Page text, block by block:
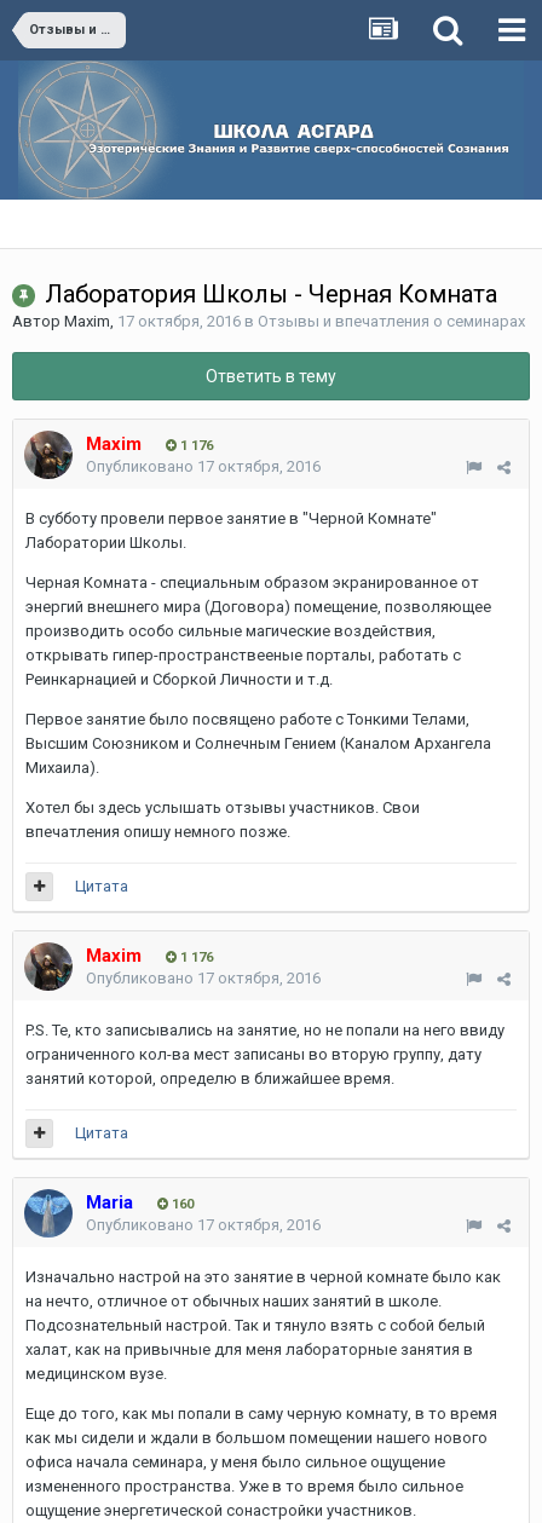
Отзывы и впечатления о семинарах
Лаборатория Школы - Черная Комната
Автор Maxim 17 октября, 2016 в Отзывы и впечатления о семинарах
Ответить в тему
Maxim 1 176
Опубликовано 17 октября, 2016
В субботу провели первое занятие в "Черной Комнате"
Лаборатории Школы.
Черная Комната - специальным образом экранированное от
энергий внешнего мира (Договора) помещение, позволяющее
производить особо сильные магические воздействия,
открывать гипер-пространствееные порталы, работать с
Реинкарнацией и Сборкой Личности и т.д.
Первое занятие было посвящено работе с Тонкими Телами,
Высшим Союзником и Солнечным Гением (Каналом Архангела
Михаила).
Хотел бы здесь услышать отзывы участников. Свои
впечатления опишу немного позже.
Цитата
Maxim 1 176
Опубликовано 17 октября, 2016
P.S. Те, кто записывались на занятие, но не попали на него ввиду
ограниченного кол-ва мест записаны во вторую группу, дату
занятий которой, определю в ближайшее время.
Цитата
Maria 160
Опубликовано 17 октября, 2016
Изначально настрой на это занятие в черной комнате было как
на нечто, отличное от обычных наших занятий в школе.
Подсознательный настрой. Так и тянуло взять с собой белый
халат, как на привычные для меня лабораторные занятия в
медицинском вузе.
Еще до того, как мы попали в саму черную комнату, в то время
как мы сидели и ждали в большом помещении нашего нового
офиса начала семинара, у меня было сильное ощущение
измененного пространства. Уже в то время было сильное
ощущение энергетической сонастройки участников.